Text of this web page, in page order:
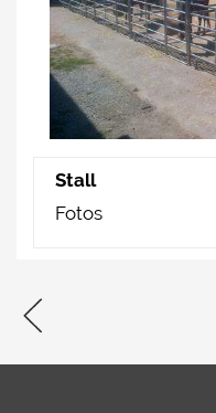
THERAPEUTISCHES
TERMINE /
PREISE
KONTAKT
Stall
Fotos